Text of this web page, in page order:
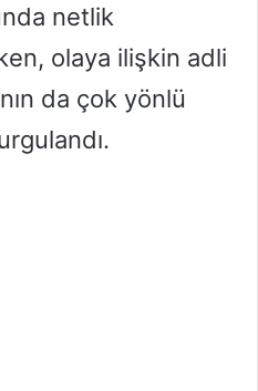
netlik
olaya ilişkin adli
da çok yönlü